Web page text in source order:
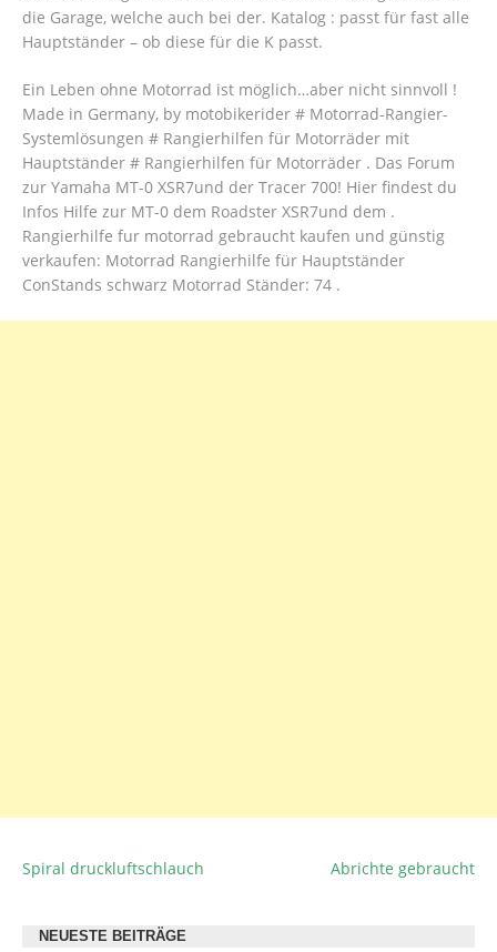
die Garage, welche auch bei der. Katalog : passt für fast alle
Hauptständer – ob diese für die K passt.
Ein Leben ohne Motorrad ist möglich…aber nicht sinnvoll !
Made in Germany, by motobikerider # Motorrad-Rangier-
Systemlösungen # Rangierhilfen für Motorräder mit
Hauptständer # Rangierhilfen für Motorräder . Das Forum
zur Yamaha MT-0 XSR7und der Tracer 700! Hier findest du
Infos Hilfe zur MT-0 dem Roadster XSR7und dem .
Rangierhilfe fur motorrad gebraucht kaufen und günstig
verkaufen: Motorrad Rangierhilfe für Hauptständer
ConStands schwarz Motorrad Ständer: 74 .
BEITRAGSNAVIGATION
Spiral druckluftschlauch Abrichte gebraucht
NEUESTE BEITRÄGE